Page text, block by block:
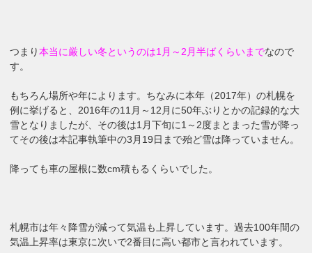
つまり本当に厳しい冬というのは1月～2月半ばくらいまでなので
す。
もちろん場所や年によります。ちなみに本年（2017年）の札幌を
例に挙げると、2016年の11月～12月に50年ぶりとかの記録的な大
雪となりましたが、その後は1月下旬に1～2度まとまった雪が降っ
てその後は本記事執筆中の3月19日まで殆ど雪は降っていません。
降っても車の屋根に数cm積もるくらいでした。
札幌市は年々降雪が減って気温も上昇しています。過去100年間の
気温上昇率は東京に次いで2番目に高い都市と言われています。